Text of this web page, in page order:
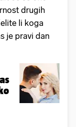
drugih
li koga
je pravi dan